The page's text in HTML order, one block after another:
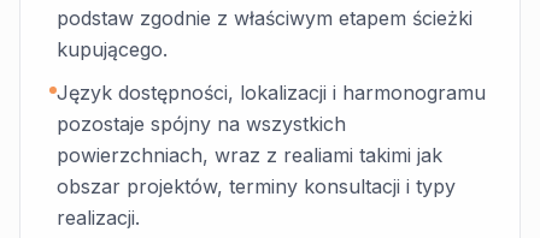
podstaw zgodnie z właściwym etapem ścieżki
kupującego.
Język dostępności, lokalizacji i harmonogramu
pozostaje spójny na wszystkich
powierzchniach, wraz z realiami takimi jak
obszar projektów, terminy konsultacji i typy
realizacji.